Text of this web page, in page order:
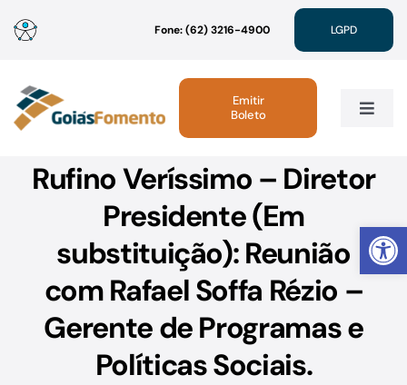
Abrir
para
conteúdo
Fone: (62) 3216-4900 LGPD
Toggle
Institucional
Atendimento
Sustentabilidade
Emitir
Boleto
Rufino Veríssimo – Diretor
Presidente (Em
substituição): Reunião
com Rafael Soffa Rézio –
Gerente de Programas e
Políticas Sociais.